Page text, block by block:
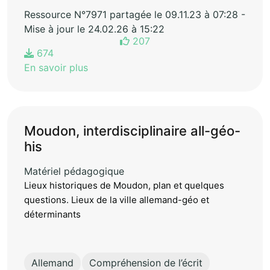
Ressource N°7971 partagée le 09.11.23 à 07:28 -
Mise à jour le 24.02.26 à 15:22
207
674
En savoir plus
Moudon, interdisciplinaire all-géo-
his
Matériel pédagogique
Lieux historiques de Moudon, plan et quelques
questions. Lieux de la ville allemand-géo et
déterminants
Allemand
Compréhension de l’écrit